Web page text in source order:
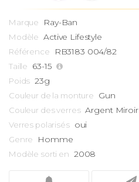
Marque Ray-Ban
Modèle Active Lifestyle
Référence RB3183 004/82
Taille 63-15
Poids 23g
Couleur de la monture Gun
Couleur des verres Argent Miroir
Verres polarisés oui
Genre Homme
Modèle sorti en 2008